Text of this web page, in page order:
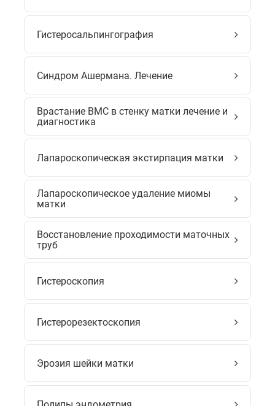
Гистеросальпингография
Синдром Ашермана. Лечение
Врастание ВМС в стенку матки лечение и
диагностика
Лапароскопическая экстирпация матки
Лапароскопическое удаление миомы
матки
Восстановление проходимости маточных
труб
Гистероскопия
Гистерорезектоскопия
Эрозия шейки матки